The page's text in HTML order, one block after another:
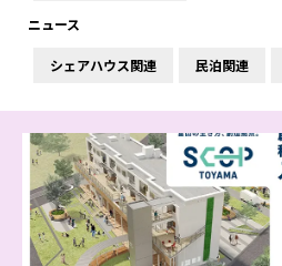
ニュース
シェアハウス関連 民泊関連